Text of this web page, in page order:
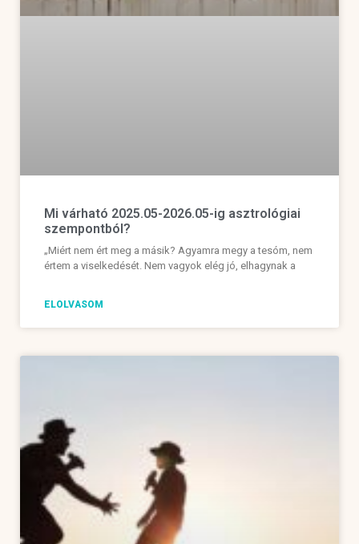
Mi várható 2025.05-2026.05-ig asztrológiai
szempontból?
„Miért nem ért meg a másik? Agyamra megy a tesóm, nem
értem a viselkedését. Nem vagyok elég jó, elhagynak a
ELOLVASOM